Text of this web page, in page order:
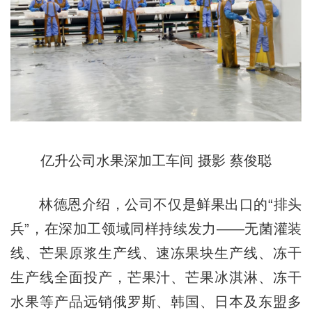
亿升公司水果深加工车间 摄影 蔡俊聪
林德恩介绍，公司不仅是鲜果出口的“排头
兵”，在深加工领域同样持续发力——无菌灌装
线、芒果原浆生产线、速冻果块生产线、冻干
生产线全面投产，芒果汁、芒果冰淇淋、冻干
水果等产品远销俄罗斯、韩国、日本及东盟多